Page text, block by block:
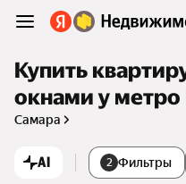
Купить
окнами у
Самара
AI 2 Фильтры